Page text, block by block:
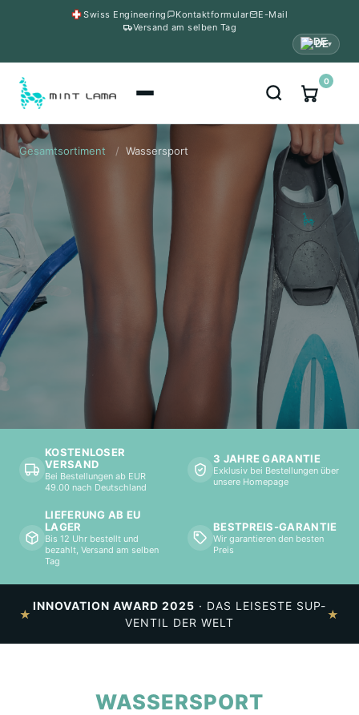
Swiss Engineering Kontaktformular
E-Mail
Versand am selben Tag
DE▾
0
Gesamtsortiment / Wassersport
WASSERSPORT
SWISS ENGINEERED
KOSTENLOSER
VERSAND
Bei Bestellungen ab EUR
49.00 nach Deutschland
3 JAHRE GARANTIE
Exklusiv bei Bestellungen über
unsere Homepage
LIEFERUNG AB EU
LAGER
Bis 12 Uhr bestellt und
bezahlt, Versand am selben
Tag
BESTPREIS-GARANTIE
Wir garantieren den besten
Preis
★
INNOVATION AWARD 2025 · DAS LEISESTE SUP-
VENTIL DER WELT
★
WASSERSPORT